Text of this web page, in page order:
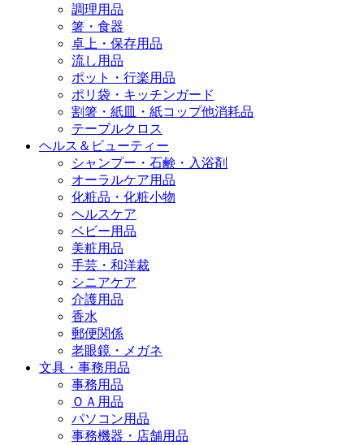
調理用品
箸・食器
卓上・保存用品
流し用品
ポット・行楽用品
ポリ袋・キッチンガード
割箸・紙皿・紙コップ他消耗品
テーブルクロス
ヘルス＆ビューティー
シャンプー・石鹸・入浴剤
オーラルケア用品
化粧品・化粧小物
ヘルスケア
ベビー用品
美粧用品
手芸・和洋裁
シニアケア
介護用品
香水
郵便関係
老眼鏡・メガネ
文具・事務用品
事務用品
ＯＡ用品
パソコン用品
事務機器・店舗用品